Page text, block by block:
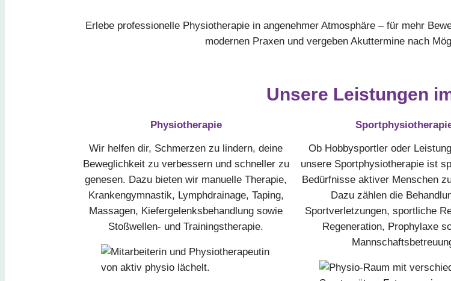
Erlebe professionelle Physiotherapie in angenehmer Atmosphäre – für mehr
modernen Praxen und vergeben Akuttermine nach
Unsere Leistungen
Physiotherapie
Wir helfen dir, Schmerzen zu lindern, deine
Beweglichkeit zu verbessern und schneller zu
genesen. Dazu bieten wir manuelle Therapie,
Krankengymnastik, Lymphdrainage, Taping,
Massagen, Kiefergelenksbehandlung sowie
Stoßwellen- und Trainingstherapie.
Ob Hobbysportler oder
unsere Sportphysiotherapie ist
Bedürfnisse aktiver Menschen
Dazu zählen die
Sportverletzungen, sportliche
Regeneration, Prophylaxe